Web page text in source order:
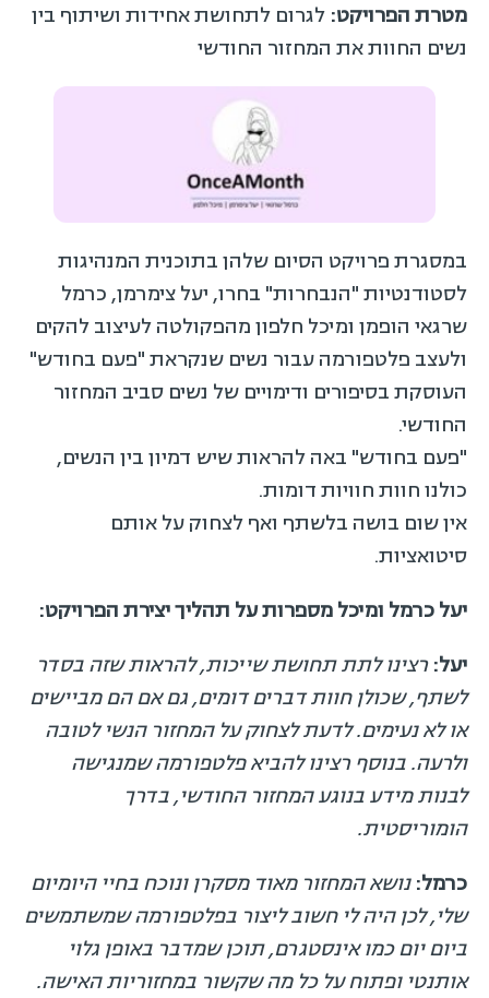
מטרת הפרויקט: לגרום לתחושת אחידות ושיתוף בין
נשים החוות את המחזור החודשי
במסגרת פרויקט הסיום שלהן בתוכנית המנהיגות
לסטודנטיות "הנבחרות" בחרו, יעל צימרמן, כרמל
שרגאי הופמן ומיכל חלפון מהפקולטה לעיצוב להקים
ולעצב פלטפורמה עבור נשים שנקראת "פעם בחודש"
העוסקת בסיפורים ודימויים של נשים סביב המחזור
החודשי.
"פעם בחודש" באה להראות שיש דמיון בין הנשים,
כולנו חוות חוויות דומות.
אין שום בושה בלשתף ואף לצחוק על אותם
סיטואציות.
יעל כרמל ומיכל מספרות על תהליך יצירת הפרויקט:
יעל: רצינו לתת תחושת שייכות, להראות שזה בסדר
לשתף, שכולן חוות דברים דומים, גם אם הם מביישים
או לא נעימים. לדעת לצחוק על המחזור הנשי לטובה
ולרעה. בנוסף רצינו להביא פלטפורמה שמנגישה
לבנות מידע בנוגע המחזור החודשי, בדרך
הומוריסטית.
כרמל: נושא המחזור מאוד מסקרן ונוכח בחיי היומיום
שלי, לכן היה לי חשוב ליצור בפלטפורמה שמשתמשים
ביום יום כמו אינסטגרם, תוכן שמדבר באופן גלוי
אותנטי ופתוח על כל מה שקשור במחזוריות האישה.